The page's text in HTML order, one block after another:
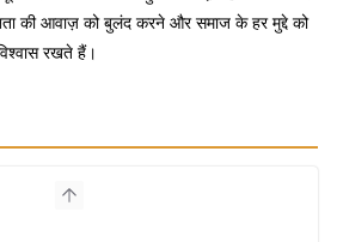
की आवाज़ को बुलंद करने और समाज के हर मुद्दे को
रखते हैं।